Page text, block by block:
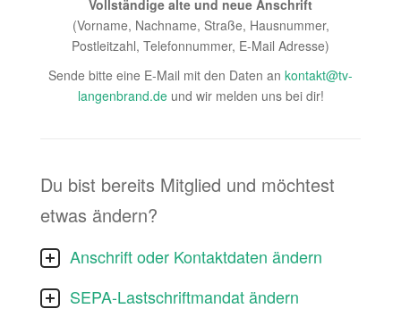
Vollständige alte und neue Anschrift
(Vorname, Nachname, Straße, Hausnummer,
Postleitzahl, Telefonnummer, E-Mail Adresse)
Sende bitte eine E-Mail mit den Daten an kontakt@tv-
langenbrand.deund wir melden uns bei dir!
Du bist bereits Mitglied und möchtest
etwas ändern?
Anschrift oder Kontaktdaten ändern
SEPA-Lastschriftmandat ändern